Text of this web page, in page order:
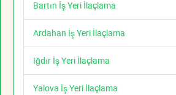
Bartın İş Yeri İlaçlama
Ardahan İş Yeri İlaçlama
Iğdır İş Yeri İlaçlama
Yalova İş Yeri İlaçlama